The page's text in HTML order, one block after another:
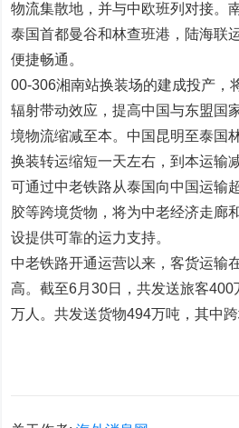
物流集散地，并与中欧班列对接。
泰国首都曼谷和林查班港，陆海联
便捷畅通。
00-306湘南站换装场的建成投产，
辐射带动效应，提高中国与东盟国
境物流缩减至本。中国昆明至泰国
换装转运缩短一天左右，到本运输
可通过中老铁路从泰国向中国运输
胶等跨境货物，将为中老经济走廊
设提供可靠的运力支持。
中老铁路开通运营以来，客货运输
高。截至6月30日，共发送旅客400
万人。共发送货物494万吨，其中跨